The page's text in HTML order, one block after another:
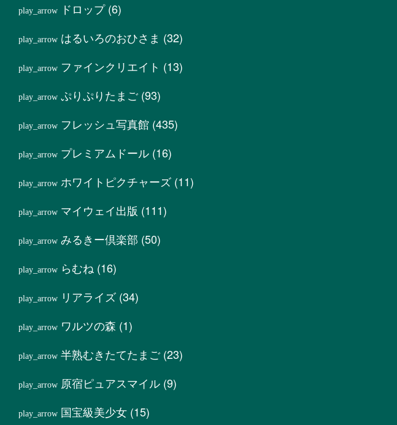
ドロップ(6)
はるいろのおひさま (32)
ファインクリエイト (13)
ぷりぷりたまご (93)
フレッシュ写真館 (435)
プレミアムドール (16)
ホワイトピクチャーズ (11)
マイウェイ出版 (111)
みるきー倶楽部 (50)
らむね (16)
リアライズ (34)
ワルツの森 (1)
半熟むきたてたまご (23)
原宿ピュアスマイル (9)
国宝級美少女 (15)